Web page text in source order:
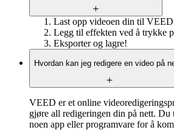
Last opp videoen din til VEED
Legg til effekten ved å trykke
Eksporter og lagre!
Hvordan kan jeg redigere en video på
VEED er et online
gjøre all redigeringen din på nett. Du
noen app eller programvare for å